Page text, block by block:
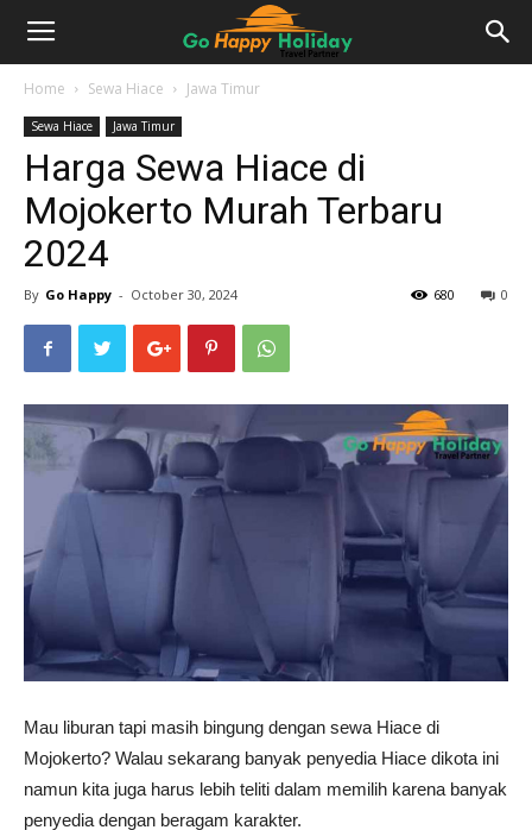
Home Sewa Hiace Jawa Timur
Sewa Hiace Jawa Timur
Harga Sewa Hiace di
Mojokerto Murah Terbaru
2024
By Go Happy - October 30, 2024 0
680
Mau liburan tapi masih bingung dengan sewa Hiace di
Mojokerto? Walau sekarang banyak penyedia Hiace dikota ini
namun kita juga harus lebih teliti dalam memilih karena banyak
penyedia dengan beragam karakter.